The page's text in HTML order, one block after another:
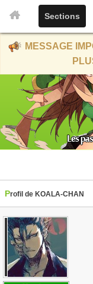
Sections
MESSAGE
Profil de KOALA-CHAN